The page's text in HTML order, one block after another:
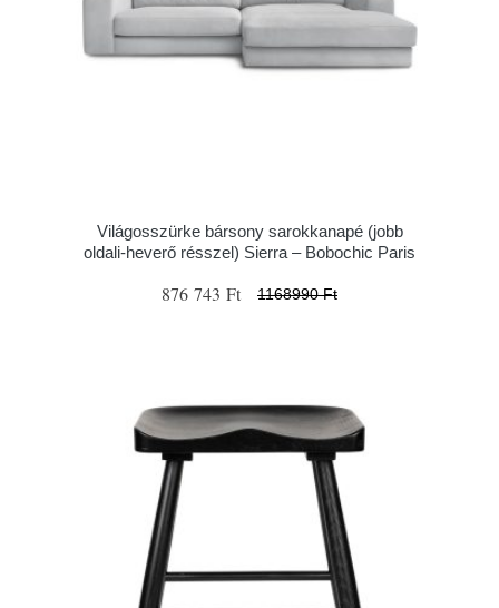
Világosszürke bársony sarokkanapé (jobb
oldali-heverő résszel) Sierra – Bobochic Paris
876 743 Ft 1168990 Ft